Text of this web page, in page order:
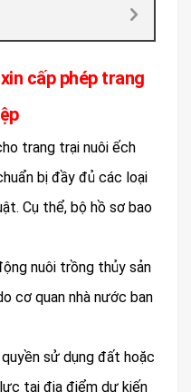
cấp phép trang
trang trại nuôi ếch
bị đầy đủ các loại
Cụ thể, bộ hồ sơ bao
nuôi trồng thủy sản
cơ quan nhà nước ban
sử dụng đất hoặc
tại địa điểm dự kiến